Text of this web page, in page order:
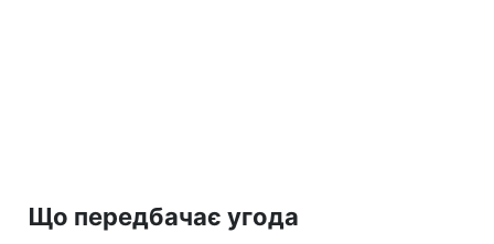
Що передбачає угода